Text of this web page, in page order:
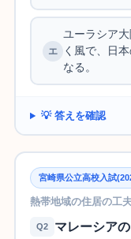
ユーラシア
く風で、日
なる。
💡 答えを確認
宮崎県公立高校入試
熱帯地域の住居の工
Q2
マレーシア